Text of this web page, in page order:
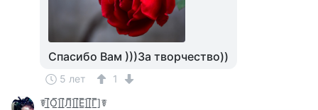
Спасибо Вам )))За творчество))
5 лет
1
☤[̲̅О̲̅][̲̅Л̲̅][̲̅Е̲̅][̲̅Г̲̅]☤